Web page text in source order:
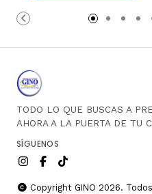
Carro
TODO LO QUE BUSCAS A
AHORA A LA PUERTA DE TU
SÍGUENOS
Copyright GINO 2026.